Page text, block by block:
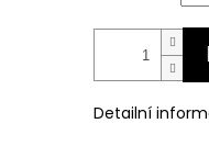
Detailní